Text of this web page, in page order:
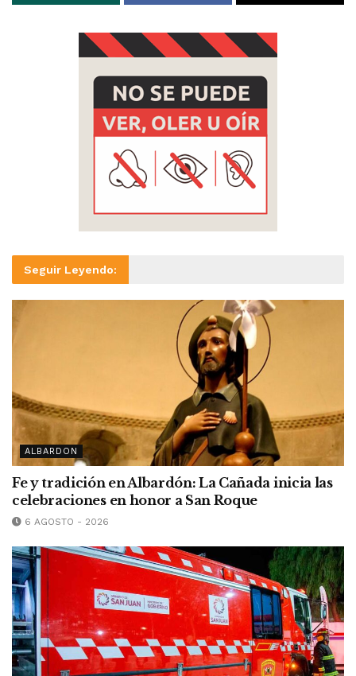
Seguir Leyendo:
ALBARDON
Fe y tradición en Albardón: La Cañada inicia las
celebraciones en honor a San Roque
6 AGOSTO - 2026